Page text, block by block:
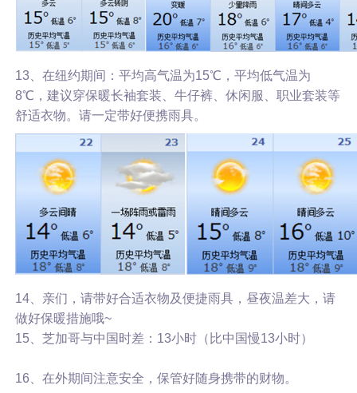
13、在纽约期间：平均高气温为15℃，平均低气温为
8℃，建议穿保暖长袖套装、牛仔裤、休闲服、职业套装等
舒适衣物。请一定带好便携雨具。
14、亲们，请带好合适衣物及便捷雨具，昼夜温差大，请
做好保暖措施哦~
15、芝加哥与中国时差：13小时（比中国慢13小时）
16、在外期间注意安全，保管好随身携带的财物。